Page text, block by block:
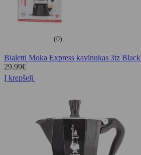
(0)
Bialetti Moka Express kavinukas 3tz Black
29.99€
Į krepšelį